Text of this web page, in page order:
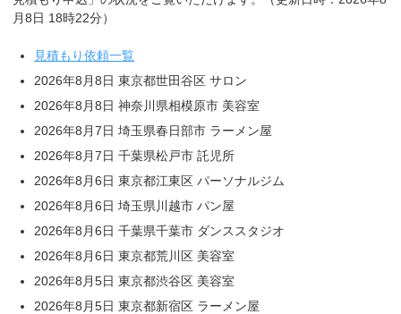
月8日 18時22分）
見積もり依頼一覧
2026年8月8日 東京都世田谷区 サロン
2026年8月8日 神奈川県相模原市 美容室
2026年8月7日 埼玉県春日部市 ラーメン屋
2026年8月7日 千葉県松戸市 託児所
2026年8月6日 東京都江東区 パーソナルジム
2026年8月6日 埼玉県川越市 パン屋
2026年8月6日 千葉県千葉市 ダンススタジオ
2026年8月6日 東京都荒川区 美容室
2026年8月5日 東京都渋谷区 美容室
2026年8月5日 東京都新宿区 ラーメン屋